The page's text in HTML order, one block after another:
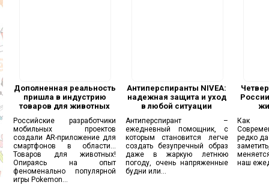
Дополненная реальность
пришла в индустрию
товаров для животных
Российские разработчики
мобильных проектов
создали AR-приложение для
смартфонов в области…
Товаров для животных!
Опираясь на опыт
феноменально популярной
игры Pokemon...
Антиперспиранты NIVEA:
надежная защита и уход
в любой ситуации
Антиперспирант –
ежедневный помощник, с
которым становится легче
создать безупречный образ
даже в жаркую летнюю
погоду, очень напряженные
будни или...
Как
редко
наш